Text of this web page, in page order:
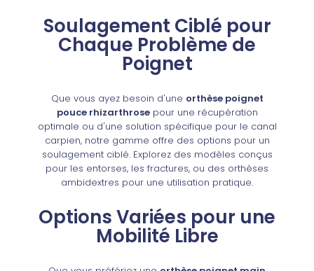
Soulagement Ciblé pour
Chaque Problème de
Poignet
Que vous ayez besoin d'une orthèse poignet
pouce rhizarthrosepour une récupération
optimale ou d'une solution spécifique pour le canal
carpien, notre gamme offre des options pour un
soulagement ciblé. Explorez des modèles conçus
pour les entorses, les fractures, ou des orthèses
ambidextres pour une utilisation pratique.
Options Variées pour une
Mobilité Libre